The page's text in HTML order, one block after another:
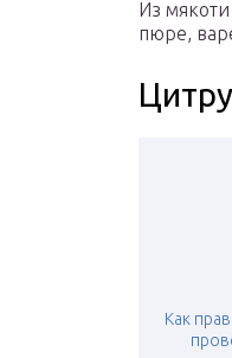
Из
пюре,
Как